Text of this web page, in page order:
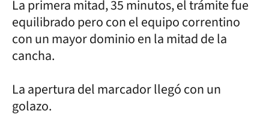
La primera mitad, 35 minutos, el trámite fue
equilibrado pero con el equipo correntino
con un mayor dominio en la mitad de la
cancha.
La apertura del marcador llegó con un
golazo.